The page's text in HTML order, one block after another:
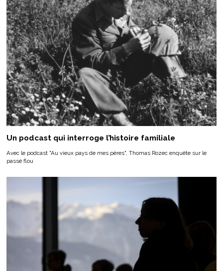
Un podcast qui interroge l’histoire familiale
Avec le podcast "Au vieux pays de mes pères", Thomas Rozec enquête sur le
passé flou